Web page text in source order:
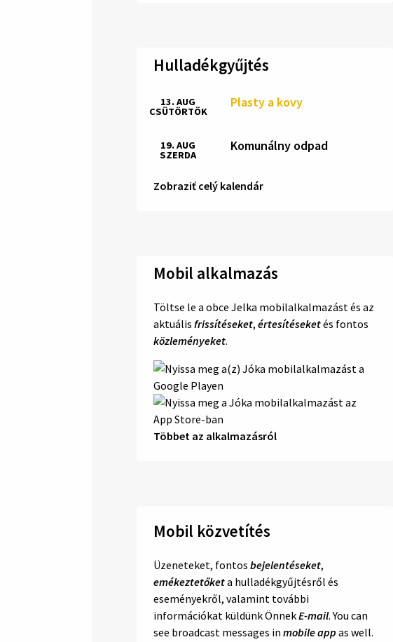
Hulladékgyűjtés
Plasty a kovy
13. AUG
CSÜTÖRTÖK
Komunálny odpad
19. AUG
SZERDA
Zobraziť celý kalendár
Mobil alkalmazás
Töltse le a obce Jelka mobilalkalmazást és az
aktuális frissítéseket, értesítéseketés fontos
közleményeket.
Többet az alkalmazásról
Mobil közvetítés
Üzeneteket, fontos bejelentéseket,
emékeztetőketa hulladékgyűjtésről és
eseményekről, valamint további
információkat küldünk ÖnnekE-mail. You can
see broadcast messages in mobile app as well.